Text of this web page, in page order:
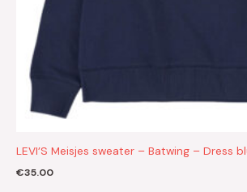
LEVI’S Meisjes sweater – Batwing – Dress
€35.00